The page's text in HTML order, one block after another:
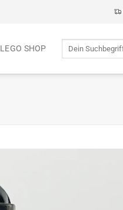
LEGO SHOP
Suche